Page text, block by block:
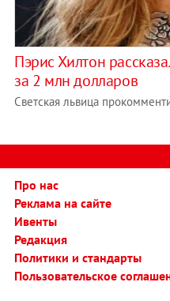
Пэрис Хилтон
за 2 млн долларов
Светская львица
Про нас
Реклама на сайте
Ивенты
Редакция
Политики и стандарты
Пользовательское